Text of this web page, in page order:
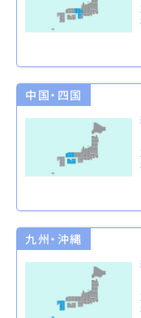
中国・四国
九州・沖縄